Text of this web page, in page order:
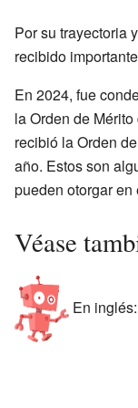
Por su trayectoria
recibido
En 2024, fue
la Orden de
recibió la Orden
año. Estos son
pueden otorgar en
Véase
En inglés: